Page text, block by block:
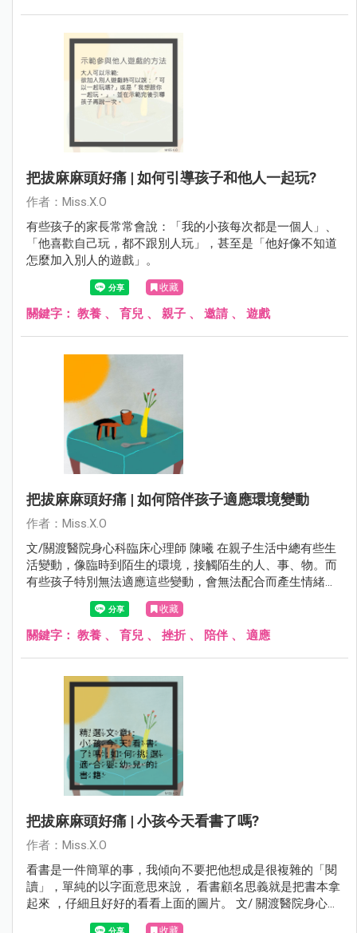
把拔麻麻頭好痛 | 如何引導孩子和他人一起玩?
作者：Miss.X.O
有些孩子的家長常常會說：「我的小孩每次都是一個人」、
「他喜歡自己玩，都不跟別人玩」，甚至是「他好像不知道
怎麼加入別人的遊戲」。
收藏
關鍵字： 教養 、 育兒 、 親子 、 邀請 、 遊戲
把拔麻麻頭好痛 | 如何陪伴孩子適應環境變動
作者：Miss.X.O
文/關渡醫院身心科臨床心理師 陳曦 在親子生活中總有些生
活變動，像臨時到陌生的環境，接觸陌生的人、事、物。而
有些孩子特別無法適應這些變動，會無法配合而產生情緒反
應，甚至因此暴走、發脾氣。
收藏
關鍵字： 教養 、 育兒 、 挫折 、 陪伴 、 適應
把拔麻麻頭好痛 | 小孩今天看書了嗎?
作者：Miss.X.O
看書是一件簡單的事，我傾向不要把他想成是很複雜的「閱
讀」，單純的以字面意思來說， 看書顧名思義就是把書本拿
起來 ，仔細且好好的看看上面的圖片。 文/ 關渡醫院身心科
語言治療師 吳穎柔
收藏